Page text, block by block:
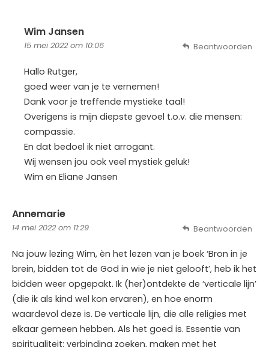
Wim Jansen
15 mei 2022 om 10:06
Hallo Rutger,
goed weer van je te vernemen!
Dank voor je treffende mystieke taal!
Overigens is mijn diepste gevoel t.o.v. die mensen:
compassie.
En dat bedoel ik niet arrogant.
Wij wensen jou ook veel mystiek geluk!
Wim en Eliane Jansen
Beantwoorden
Annemarie
14 mei 2022 om 11:29
Na jouw lezing Wim, èn het lezen van je boek ‘Bron in je
brein, bidden tot de God in wie je niet gelooft’, heb ik het
bidden weer opgepakt. Ik (her)ontdekte de ‘verticale lijn’
(die ik als kind wel kon ervaren), en hoe enorm
waardevol deze is. De verticale lijn, die alle religies met
elkaar gemeen hebben. Als het goed is. Essentie van
spiritualiteit: verbinding zoeken, maken met het
Beantwoorden